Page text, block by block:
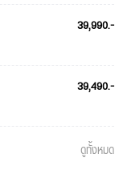
39,990.-
39,490.-
ดูทั้งหมด